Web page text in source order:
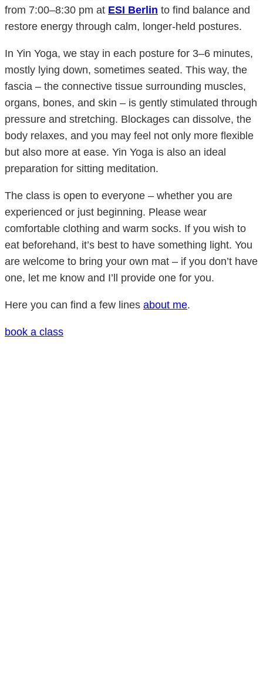
from 7:00–8:30 pm at ESI Berlin to find balance and
restore energy through calm, longer-held postures.
In Yin Yoga, we stay in each posture for 3–6 minutes,
mostly lying down, sometimes seated. This way, the
fascia – the connective tissue surrounding muscles,
organs, bones, and skin – is gently stimulated through
pressure and stretching. Blockages can dissolve, the
body relaxes, and you may feel not only more flexible
but also more at ease. Yin Yoga is also an ideal
preparation for sitting meditation.
The class is open to everyone – whether you are
experienced or just beginning. Please wear
comfortable clothing and warm socks. If you wish to
eat beforehand, it’s best to have something light. You
are welcome to bring your own mat – if you don’t have
one, let me know and I’ll provide one for you.
Here you can find a few lines about me.
book a class